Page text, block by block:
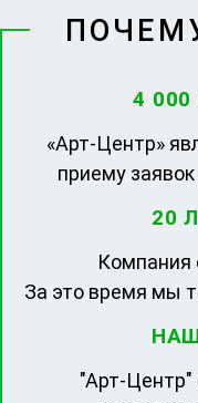
4
«Арт-Центр»
приему
20
Компания
За это время мы
"Арт-Центр"